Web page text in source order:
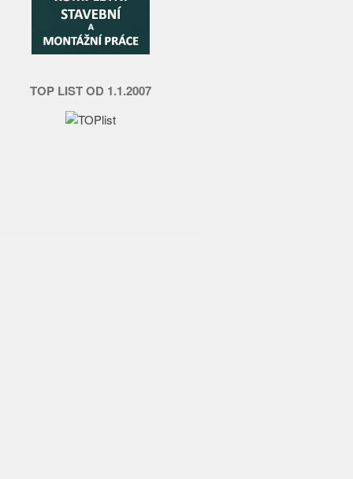
TOP LIST OD 1.1.2007